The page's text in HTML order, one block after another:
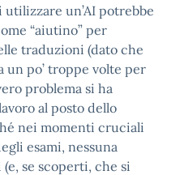
un’AI potrebbe
“aiutino” per
traduzioni (dato che
un po’ troppe volte per
problema si ha
al posto dello
nei momenti cruciali
esami, nessuna
se scoperti, che si